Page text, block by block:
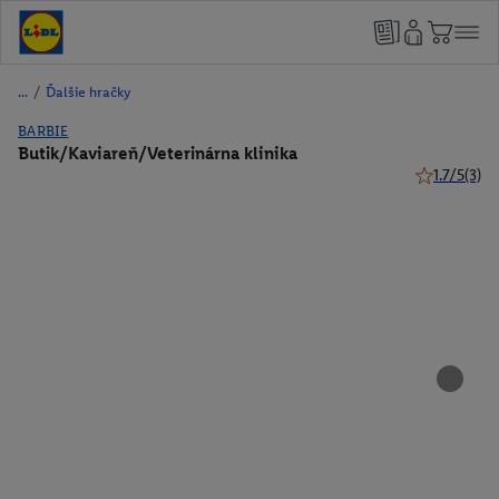
/ Ďalšie hračky
BARBIE
Butik/Kaviareň/Veterinárna klinika
1.7/5(3)